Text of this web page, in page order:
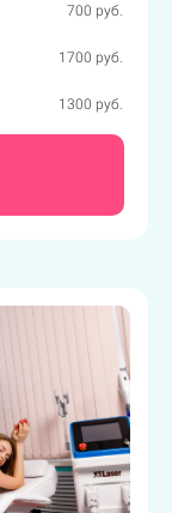
700 руб.
1700 руб.
1300 руб.